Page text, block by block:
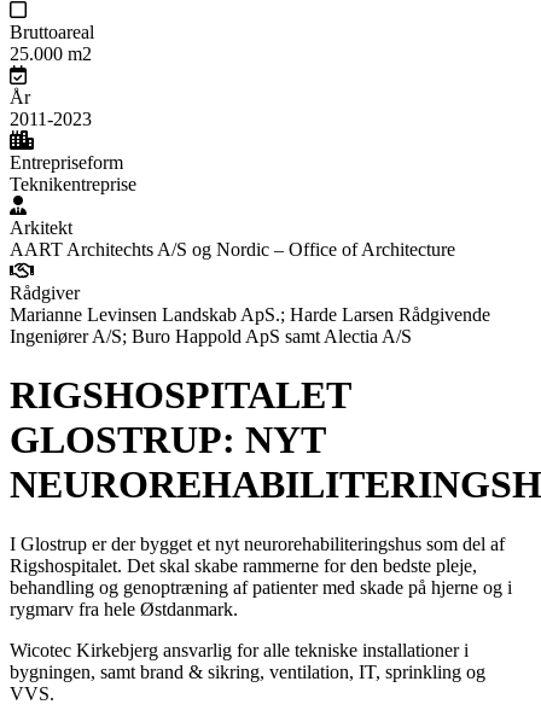
Bruttoareal
25.000 m2
År
2011-2023
Entrepriseform
Teknikentreprise
Arkitekt
AART Architechts A/S og Nordic – Office of Architecture
Rådgiver
Marianne Levinsen Landskab ApS.; Harde Larsen Rådgivende
Ingeniører A/S; Buro Happold ApS samt Alectia A/S
RIGSHOSPITALET
GLOSTRUP: NYT
I Glostrup er der bygget et nyt neurorehabiliteringshus som del af
Rigshospitalet. Det skal skabe rammerne for den bedste pleje,
behandling og genoptræning af patienter med skade på hjerne og i
rygmarv fra hele Østdanmark.
Wicotec Kirkebjerg ansvarlig for alle tekniske installationer i
bygningen, samt brand & sikring, ventilation, IT, sprinkling og
VVS.